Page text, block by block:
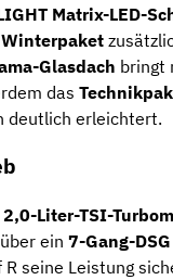
Matrix-LED-
Winterpaket
Glasdach bringt
das
deutlich erleichtert.
2,0-Liter-TSI-
ein 7-Gang-DSG
seine Leistung